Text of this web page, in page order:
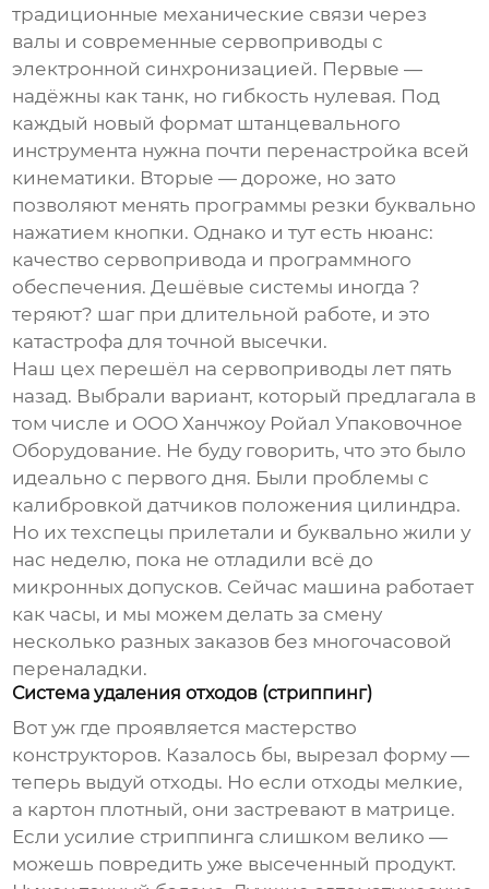
традиционные механические связи через
валы и современные сервоприводы с
электронной синхронизацией. Первые —
надёжны как танк, но гибкость нулевая. Под
каждый новый формат штанцевального
инструмента нужна почти перенастройка всей
кинематики. Вторые — дороже, но зато
позволяют менять программы резки буквально
нажатием кнопки. Однако и тут есть нюанс:
качество сервопривода и программного
обеспечения. Дешёвые системы иногда ?
теряют? шаг при длительной работе, и это
катастрофа для точной высечки.
Наш цех перешёл на сервоприводы лет пять
назад. Выбрали вариант, который предлагала в
том числе и ООО Ханчжоу Ройал Упаковочное
Оборудование. Не буду говорить, что это было
идеально с первого дня. Были проблемы с
калибровкой датчиков положения цилиндра.
Но их техспецы прилетали и буквально жили у
нас неделю, пока не отладили всё до
микронных допусков. Сейчас машина работает
как часы, и мы можем делать за смену
несколько разных заказов без многочасовой
переналадки.
Система удаления отходов (стриппинг)
Вот уж где проявляется мастерство
конструкторов. Казалось бы, вырезал форму —
теперь выдуй отходы. Но если отходы мелкие,
а картон плотный, они застревают в матрице.
Если усилие стриппинга слишком велико —
можешь повредить уже высеченный продукт.